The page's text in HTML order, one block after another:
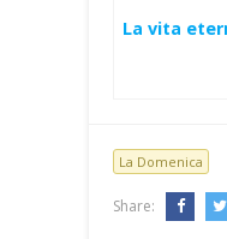
La vita
La Domenica
Share: